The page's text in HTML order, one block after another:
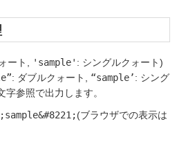
ート, 'sample' : シングルクォート)
: ダブルクォート, “sample’: シング
字参照で出力します。
(ブラウザでの表示は